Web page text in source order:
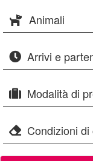
Animali
Arrivi e
Modalità di
Condizioni